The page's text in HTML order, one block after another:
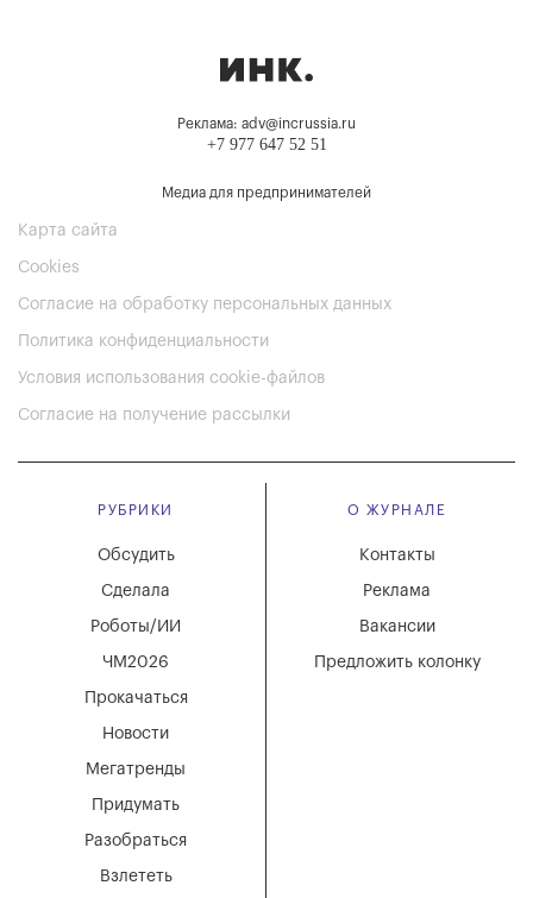
Реклама: adv@incrussia.ru
+7 977 647 52 51
Медиа для предпринимателей
Карта сайта
Cookies
Согласие на обработку персональных данных
Политика конфиденциальности
Условия использования cookie-файлов
Согласие на получение рассылки
РУБРИКИ
Мегатренды
Придумать
Разобраться
Взлететь
Новости
Обсудить
Сделала
Роботы/ИИ
ЧМ2026
Прокачаться
О ЖУРНАЛЕ
Вакансии
Реклама
Контакты
Предложить колонку